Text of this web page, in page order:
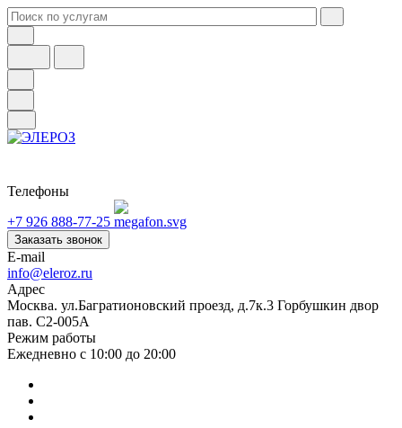
Телефоны
+7 926 888-77-25
Заказать звонок
E-mail
info@eleroz.ru
Адрес
Москва. ул.Багратионовский проезд, д.7к.3 Горбушкин двор
пав. C2-005A
Режим работы
Ежедневно с 10:00 до 20:00